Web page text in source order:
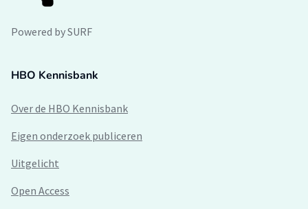
Powered by SURF
HBO Kennisbank
Over de HBO Kennisbank
Eigen onderzoek publiceren
Uitgelicht
Open Access